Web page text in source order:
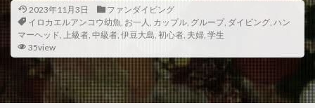
2023年11月3日
ファンダイビング
イロカエルアンコウ幼魚, お一人, カップル, グループ, ダイビング, ハン
マーヘッド, 上級者, 中級者, 伊豆大島, 初心者, 夫婦, 学生
35view